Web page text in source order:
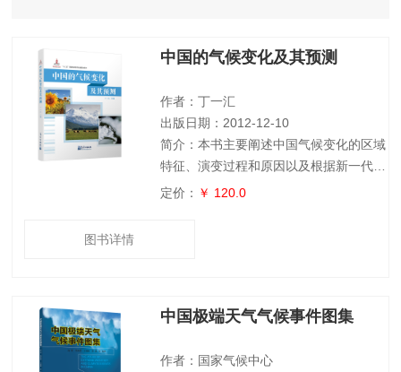
中国的气候变化及其预测
作者：丁一汇
出版日期：2012-12-10
简介：本书主要阐述中国气候变化的区域
特征、演变过程和原因以及根据新一代中
国气候模式预测的全球和中国未来百年气
多尺度的降水变化；现代和历史的极端气
对中国气候的影响；中国气候变化的原
定价： ￥ 120.0
图书详情
中国极端天气气候事件图集
作者：国家气候中心